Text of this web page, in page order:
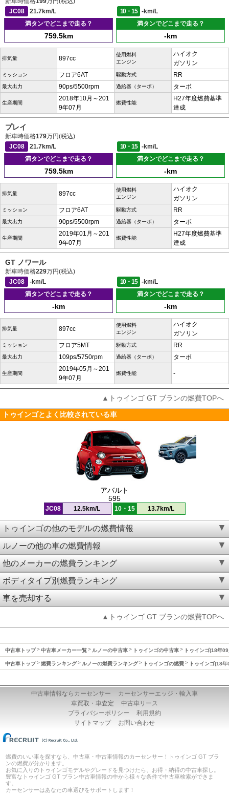
JC08
21.7km/L 10・15
-km/L
満タンでどこまで走る？
759.5km
満タンでどこまで走る？
-km
排気量 897cc
使用燃料
エンジン
ハイオク
ガソリン
ミッション フロア6AT 駆動方式 RR
最大出力 90ps/5500rpm 過給器（ターボ） ターボ
生産期間
2018年10月～201
9年07月
燃費性能
H27年度燃費基準
達成
プレイ
新車時価格179万円(税込)
JC08
21.7km/L 10・15
-km/L
満タンでどこまで走る？
759.5km
満タンでどこまで走る？
-km
排気量 897cc
使用燃料
エンジン
ハイオク
ガソリン
ミッション フロア6AT 駆動方式 RR
最大出力 90ps/5500rpm 過給器（ターボ） ターボ
生産期間
2019年01月～201
9年07月
燃費性能
H27年度燃費基準
達成
GT ノワール
新車時価格229万円(税込)
JC08
-km/L 10・15
-km/L
満タンでどこまで走る？
-km
満タンでどこまで走る？
-km
排気量 897cc
使用燃料
エンジン
ハイオク
ガソリン
ミッション フロア5MT 駆動方式 RR
最大出力 109ps/5750rpm 過給器（ターボ） ターボ
生産期間
2019年05月～201
9年07月
燃費性能 -
▲トゥインゴ GT ブランの燃費TOPへ
トゥインゴとよく比較されている車
アバルト
595
JC08 12.5km/L 10・15 13.7km/L
トゥインゴの他のモデルの燃費情報
ルノーの他の車の燃費情報
他のメーカーの燃費ランキング
ボディタイプ別燃費ランキング
車を売却する
▲トゥインゴ GT ブランの燃費TOPへ
中古車トップ 中古車メーカー一覧 ルノーの中古車 トゥインゴの中古車 トゥインゴ(18年
中古車トップ 燃費ランキング ルノーの燃費ランキング トゥインゴの燃費 トゥインゴ(18
中古車情報ならカーセンサー
カーセンサーエッジ・輸入車
車買取・車査定
中古車リース
プライバシーポリシー
利用規約
サイトマップ
お問い合わせ
燃費のいい車を探すなら、中古車・中古車情報のカーセンサー！トゥインゴ GT ブラ
ンの燃費が分かります。
お気に入りのトゥインゴモデルやグレードを見つけたら、お得・納得の中古車探し。
豊富なトゥインゴ GT ブラン中古車情報の中から様々な条件で中古車検索ができま
す。
カーセンサーはあなたの車選びをサポートします！